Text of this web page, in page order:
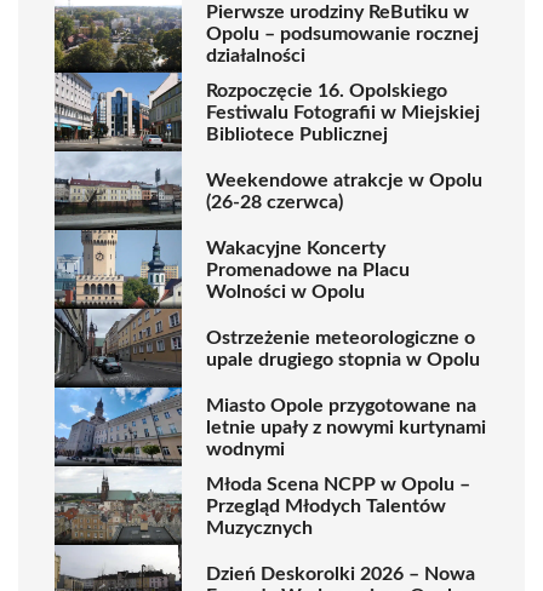
Pierwsze urodziny ReButiku w
Opolu – podsumowanie rocznej
działalności
Rozpoczęcie 16. Opolskiego
Festiwalu Fotografii w Miejskiej
Bibliotece Publicznej
Weekendowe atrakcje w Opolu
(26-28 czerwca)
Wakacyjne Koncerty
Promenadowe na Placu
Wolności w Opolu
Ostrzeżenie meteorologiczne o
upale drugiego stopnia w Opolu
Miasto Opole przygotowane na
letnie upały z nowymi kurtynami
wodnymi
Młoda Scena NCPP w Opolu –
Przegląd Młodych Talentów
Muzycznych
Dzień Deskorolki 2026 – Nowa